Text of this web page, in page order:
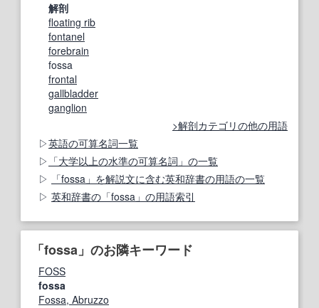
解剖
floating rib
fontanel
forebrain
fossa
frontal
gallbladder
ganglion
解剖カテゴリの他の用語
英語の可算名詞一覧
「大学以上の水準の可算名詞」の一覧
「fossa」を解説文に含む英和辞書の用語の一覧
英和辞書の「fossa」の用語索引
「fossa」のお隣キーワード
FOSS
fossa
Fossa, Abruzzo